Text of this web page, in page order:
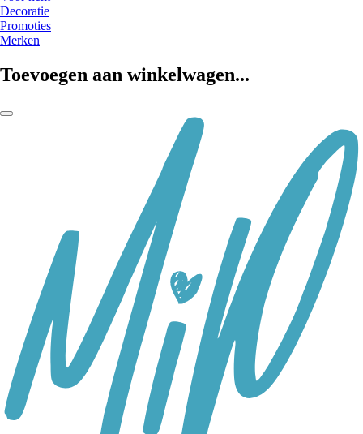
Decoratie
Promoties
Merken
Toevoegen aan winkelwagen...